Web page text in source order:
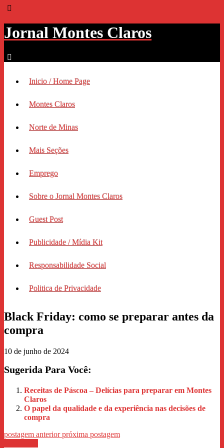
Jornal Montes Claros
Inicio / Home Page
Montes Claros
Norte de Minas
Mais Seções
Emprego
Sobre o Jornal Montes Claros
Guest Post
Publicidade / Mídia Kit
Responsabilidade Social
Politica de Privacidade
Black Friday: como se preparar antes da
compra
10 de junho de 2024
Sugerida Para Você:
Receitas de Páscoa – Delícias para preparar em Montes
Claros
O papel da qualidade e da experiência nas decisões de
compra
postagem anteriorpróxima postagem